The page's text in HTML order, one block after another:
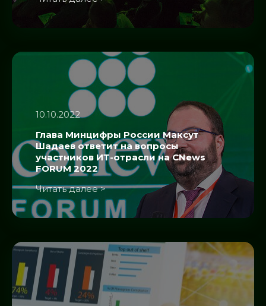
10.10.2022
Глава Минцифры России Максут
Шадаев ответит на вопросы
участников ИТ-отрасли на CNews
FORUM 2022
Читать далее >